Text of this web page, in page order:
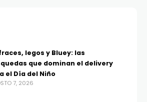
legos y Bluey: las
que dominan el delivery
el Día del Niño
7, 2026